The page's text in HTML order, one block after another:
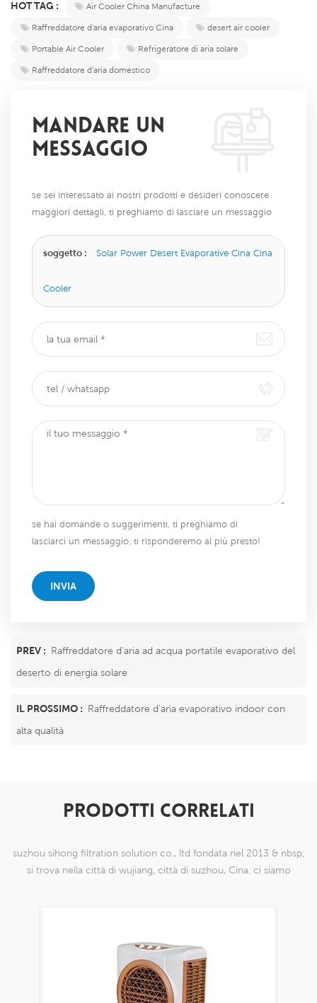
HOT TAG :
Air Cooler China Manufacture
Raffreddatore d'aria evaporativo Cina
desert air cooler
Portable Air Cooler
Refrigeratore di aria solare
Raffreddatore d'aria domestico
MANDARE UN
MESSAGGIO
se sei interessato ai nostri prodotti e desideri conoscere
maggiori dettagli, ti preghiamo di lasciare un messaggio
soggetto : Solar Power Desert Evaporative Cina Cina
Cooler
se hai domande o suggerimenti, ti preghiamo di
lasciarci un messaggio, ti risponderemo al più presto!
INVIA
PREV : Raffreddatore d'aria ad acqua portatile evaporativo del
deserto di energia solare
IL PROSSIMO : Raffreddatore d'aria evaporativo indoor con
alta qualità
PRODOTTI CORRELATI
suzhou sihong filtration solution co., ltd fondata nel 2013 & nbsp;
si trova nella città di wujiang, città di suzhou, Cina. ci siamo